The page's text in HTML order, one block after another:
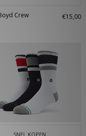
Crew
€15,00
SNEL KOPEN